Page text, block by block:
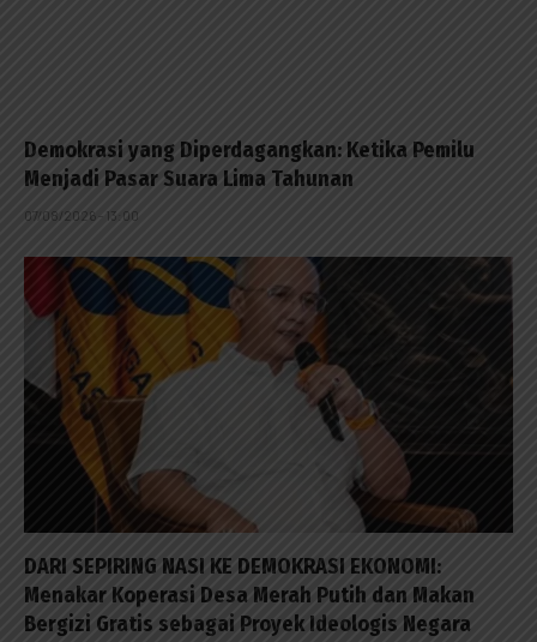
Demokrasi yang Diperdagangkan: Ketika Pemilu
Menjadi Pasar Suara Lima Tahunan
07/08/2026 - 13:00
DARI SEPIRING NASI KE DEMOKRASI EKONOMI:
Menakar Koperasi Desa Merah Putih dan Makan
Bergizi Gratis sebagai Proyek Ideologis Negara